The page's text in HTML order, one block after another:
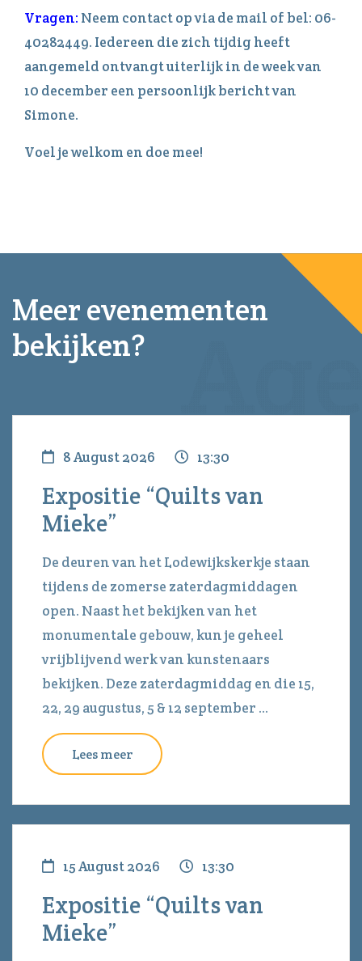
Vragen:Neem contact op via de mail of bel: 06-
40282449. Iedereen die zich tijdig heeft
aangemeld ontvangt uiterlijk in de week van
10 december een persoonlijk bericht van
Simone.
Voel je welkom en doe mee!
Meer evenementen
bekijken?
8 August 2026 13:30
Expositie “Quilts van
Mieke”
De deuren van het Lodewijkskerkje staan
tijdens de zomerse zaterdagmiddagen
open. Naast het bekijken van het
monumentale gebouw, kun je geheel
vrijblijvend werk van kunstenaars
bekijken. Deze zaterdagmiddag en die 15,
22, 29 augustus, 5 & 12 september ...
Lees meer
15 August 2026 13:30
Expositie “Quilts van
Mieke”